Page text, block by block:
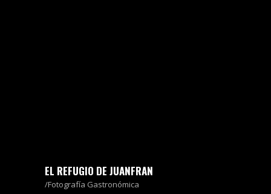
EL REFUGIO DE JUANFRAN
Fotografía Gastronómica